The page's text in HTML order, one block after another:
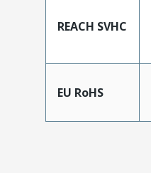
REACH SVHC
EU RoHS